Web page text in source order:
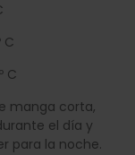
C
C
manga corta,
el día y
para la noche.